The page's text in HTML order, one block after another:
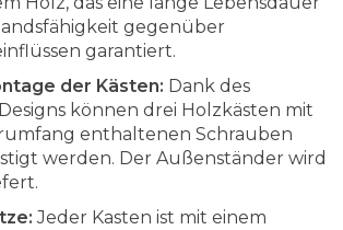
gegenüber
garantiert.
der Kästen: Dank des
können drei Holzkästen mit
enthaltenen Schrauben
werden. Der Außenständer wird
Jeder Kasten ist mit einem